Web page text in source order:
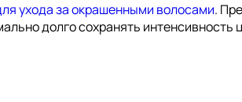
ухода за окрашенными волосами.
долго сохранять интенсивность